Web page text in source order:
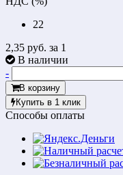
22
2,35 руб. за 1
В наличии
-
В корзину
Купить в 1 клик
Способы оплаты